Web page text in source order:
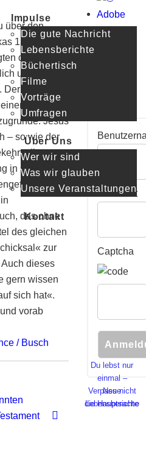
Impulse
Die gute Nachricht
Lebensberichte
Büchertisch
Filme
Vorträge
Umfragen
Über Uns
Wer wir sind
Was wir glauben
Unsere Veranstaltungen
Kontakt
über den
15 wird in
das
und
Autor legt
Vers aus
Jesus
– so wie der
die
in seinem
das ohne
des gleichen
zur
dieses
gern wissen
sich hat«.
vorab
/ Busch
Neue
Lebensberichte
Du lebst nur
einmal –
Verpass nicht
die Hauptsache
Passwort
Captcha